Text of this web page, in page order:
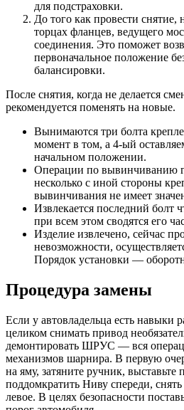
для подстраховки.
До того как провести снятие,
торцах фланцев, ведущего
соединения. Это поможет
первоначальное положение
балансировки.
После снятия, когда не делается
рекомендуется поменять на новые.
Вынимаются три болта
момент в том, а 4-ый
начальном положении.
Операции по вывинчиванию
несколько с иной стороны
вывинчивания не имеет
Извлекается последний болт
при всем этом сводятся его
Изделие извлечено, сейчас
невозможности,
Порядок установки —
Процедура замены
Если у автовладельца есть навыки
целиком снимать привод
демонтировать ШРУС — вся
механизмов шарнира. В первую
на яму, затяните ручник,
поддомкратить Ниву спереди,
левое. В целях безопасности